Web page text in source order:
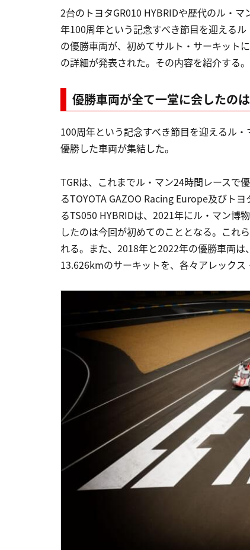
2台のトヨタGR010 HYBRIDや歴代のル・
年100周年という記念すべき節目を迎える
の優勝車両が、初めてサルト・サーキット
の詳細が発表された。その内容を紹介する。
優勝車両が全て一堂に会したの
100周年という記念すべき節目を迎えるル
優勝した車両が集結した。
TGRは、これまでル・マン24時間レースで
るTOYOTA GAZOO Racing Europe及びト
るTS050 HYBRIDは、2021年にル・マン博
したのは今回が初めてのこととなる。これ
れる。また、2018年と2022年の優勝車両は
13.626kmのサーキットを、各々アレックス